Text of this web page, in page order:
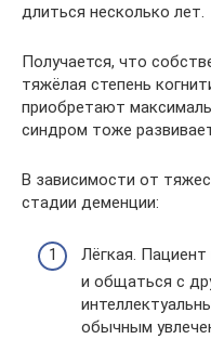
длиться несколько лет.
Получается, что
тяжёлая степень
приобретают
синдром тоже
В зависимости от
стадии деменции:
Лёгкая.
и общаться с
обычным